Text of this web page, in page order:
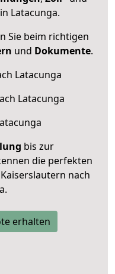
in Latacunga.
Sie beim richtigen
und Dokumente.
Latacunga
Latacunga
bis zur
die perfekten
nach
erhalten